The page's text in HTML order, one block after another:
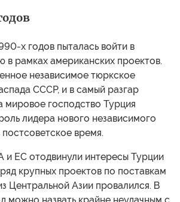
х годов пыталась войти в
в рамках американских проектов.
независимое тюркское
СССР, и в самый разгар
господство Турция
лидера нового независимого
время.
ЕС отодвинули интересы Турции
крупных проектов по поставкам
Центральной Азии провалился. В